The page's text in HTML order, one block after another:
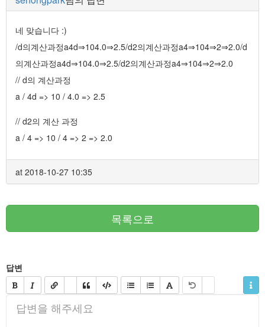
네 맞습니다 :)
/d의계산과정a4d⇒104.0⇒2.5/d2의계산과정a4⇒104⇒2⇒2.0/d
의계산과정a4d⇒104.0⇒2.5/d2의계산과정a4⇒104⇒2⇒2.0
// d의 계산과정
a / 4d => 10 / 4.0 => 2.5
// d2의 계산 과정
a / 4 => 10 / 4 => 2 => 2.0
at 2018-10-27 10:35
목록으로
답변